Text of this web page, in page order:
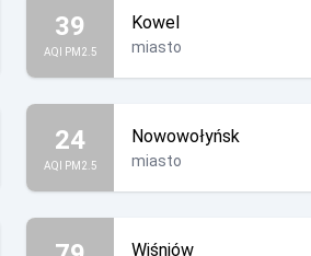
39
AQI PM2.5
Kowel
miasto
24
AQI PM2.5
Nowowołyńsk
miasto
Wiśniów